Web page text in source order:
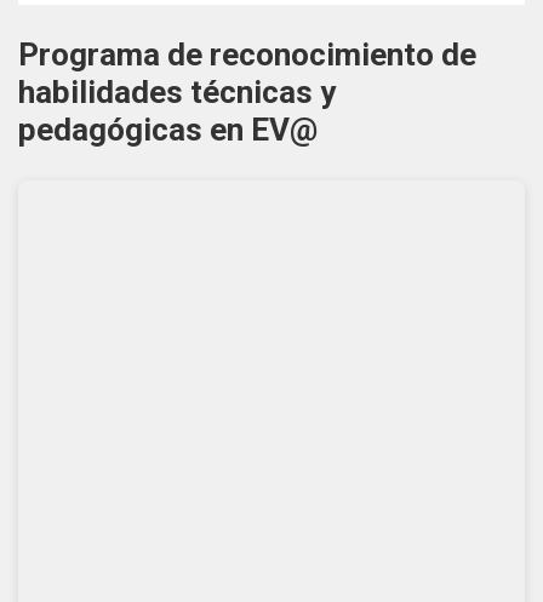
Syllabus
Calendario Académico 2026
Programa de reconocimiento de
habilidades técnicas y
pedagógicas en EV@